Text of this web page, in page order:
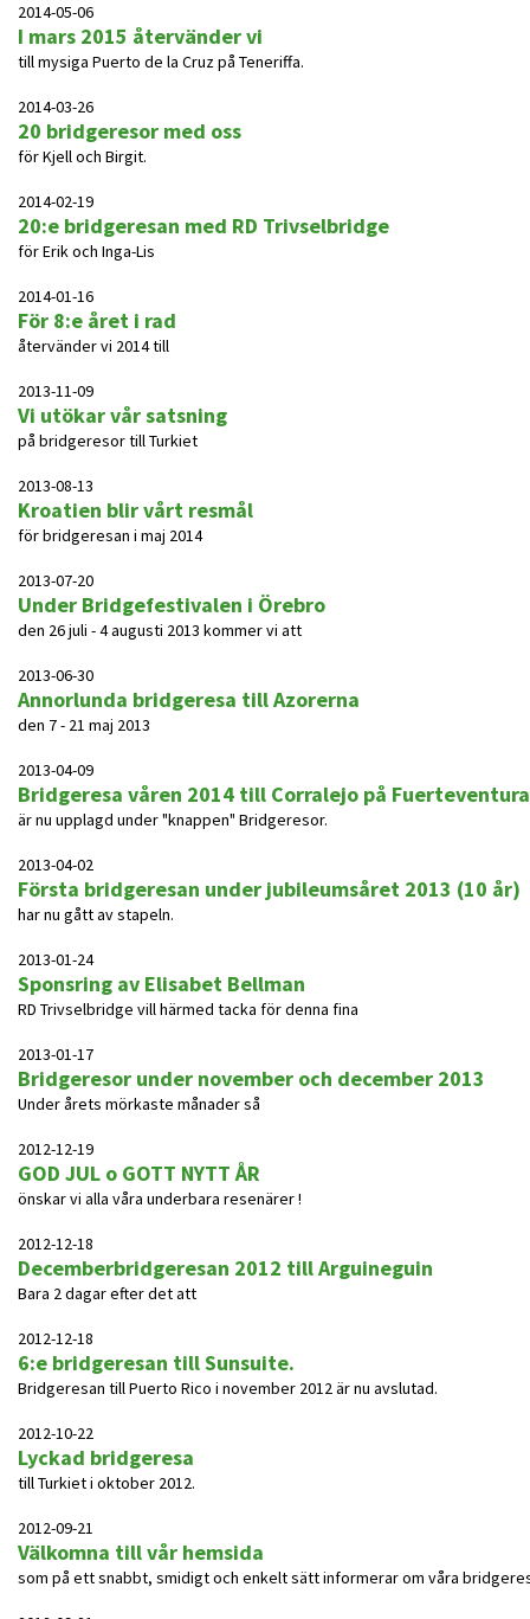
2014-05-06
I mars 2015 återvänder vi
till mysiga Puerto de la Cruz på Teneriffa.
2014-03-26
20 bridgeresor med oss
för Kjell och Birgit.
2014-02-19
20:e bridgeresan med RD Trivselbridge
för Erik och Inga-Lis
2014-01-16
För 8:e året i rad
återvänder vi 2014 till
2013-11-09
Vi utökar vår satsning
på bridgeresor till Turkiet
2013-08-13
Kroatien blir vårt resmål
för bridgeresan i maj 2014
2013-07-20
Under Bridgefestivalen i Örebro
den 26 juli - 4 augusti 2013 kommer vi att
2013-06-30
Annorlunda bridgeresa till Azorerna
den 7 - 21 maj 2013
2013-04-09
Bridgeresa våren 2014 till Corralejo på Fuerteventura
är nu upplagd under "knappen" Bridgeresor.
2013-04-02
Första bridgeresan under jubileumsåret 2013 (10 år)
har nu gått av stapeln.
2013-01-24
Sponsring av Elisabet Bellman
RD Trivselbridge vill härmed tacka för denna fina
2013-01-17
Bridgeresor under november och december 2013
Under årets mörkaste månader så
2012-12-19
GOD JUL o GOTT NYTT ÅR
önskar vi alla våra underbara resenärer !
2012-12-18
Decemberbridgeresan 2012 till Arguineguin
Bara 2 dagar efter det att
2012-12-18
6:e bridgeresan till Sunsuite.
Bridgeresan till Puerto Rico i november 2012 är nu avslutad.
2012-10-22
Lyckad bridgeresa
till Turkiet i oktober 2012.
2012-09-21
Välkomna till vår hemsida
som på ett snabbt, smidigt och enkelt sätt informerar om våra